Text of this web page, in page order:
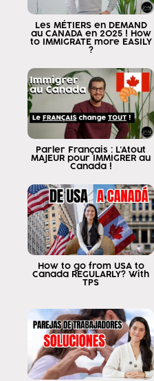
Les MÉTIERS en DEMAND
au CANADA en 2025 ! How
to IMMIGRATE more EASILY
?
Parler Français : L'Atout
MAJEUR pour IMMIGRER au
Canada !
How to go from USA to
Canada REGULARLY? With
TPS